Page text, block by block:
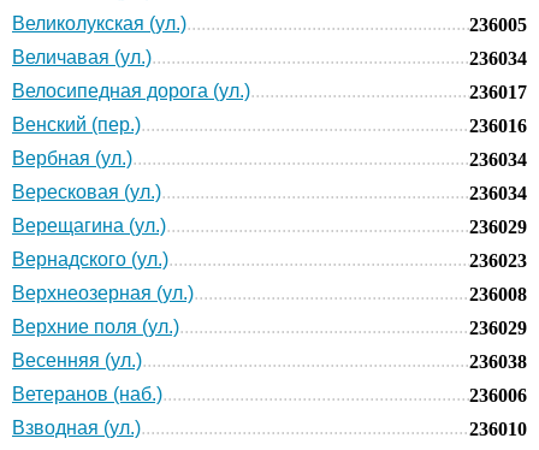
Великолукская (ул.)
236005
Величавая (ул.)
236034
Велосипедная дорога (ул.)
236017
Венский (пер.)
236016
Вербная (ул.)
236034
Вересковая (ул.)
236034
Верещагина (ул.)
236029
Вернадского (ул.)
236023
Верхнеозерная (ул.)
236008
Верхние поля (ул.)
236029
Весенняя (ул.)
236038
Ветеранов (наб.)
236006
Взводная (ул.)
236010